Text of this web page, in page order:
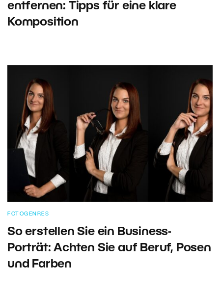
entfernen: Tipps für eine klare
Komposition
FOTOGENRES
So erstellen Sie ein Business-
Porträt: Achten Sie auf Beruf, Posen
und Farben